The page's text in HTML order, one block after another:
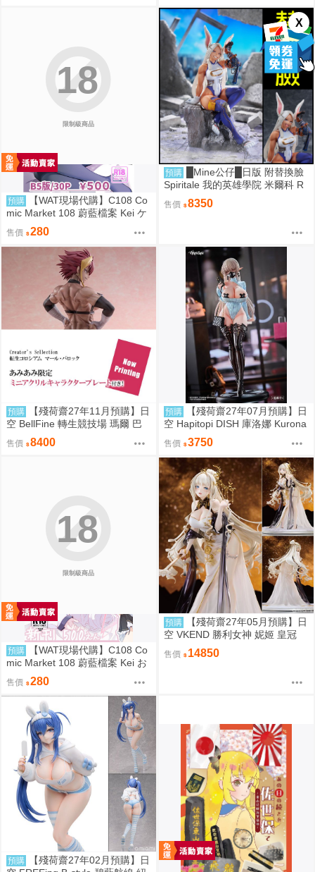
X
限制級商品
18
預購
【WAT現場代購】C108 Co
mic Market 108 蔚藍檔案 Kei ケ
イちゃん かいはつけいかくっ！
售價 280
預購
█Mine公仔█日版 附替換臉
Spiritale 我的英雄學院 米爾科 R
abbit 1/7 PVC D9265
售價 8350
預購
【殘荷齋27年11月預購】日
空 BellFine 轉生競技場 瑪爾 巴
洛克 1/6
售價 8400
預購
【殘荷齋27年07月預購】日
空 Hapitopi DISH 庫洛娜 Kurona
盛情邀請 1/6 附特典
售價 3750
限制級商品
18
預購
【WAT現場代購】C108 Co
mic Market 108 蔚藍檔案 Kei お
ねがい!! ケイちゃんっ♡
售價 280
預購
【殘荷齋27年05月預購】日
空 VKEND 勝利女神 妮姬 皇冠
榮耀之花 1/4 附特典
售價 14850
預購
【殘荷齋27年02月預購】日